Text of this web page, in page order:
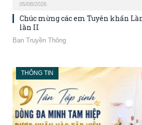
05/08/2026
Chúc mừng các em Tuyên khấn
lần II
Ban Truyền Thông
THÔNG TIN